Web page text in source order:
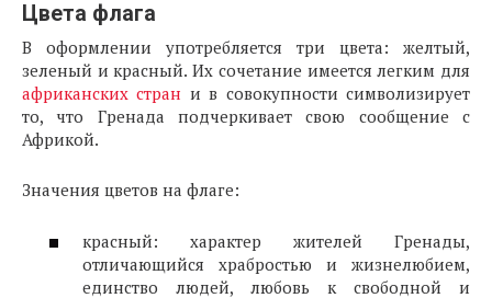
Цвета флага
В оформлении употребляется три цвета: желтый,
зеленый и красный. Их сочетание имеется легким для
африканских стран и в совокупности символизирует
то, что Гренада подчеркивает свою сообщение с
Африкой.
Значения цветов на флаге:
красный: характер жителей Гренады,
отличающийся храбростью и жизнелюбием,
единство людей, любовь к свободной и